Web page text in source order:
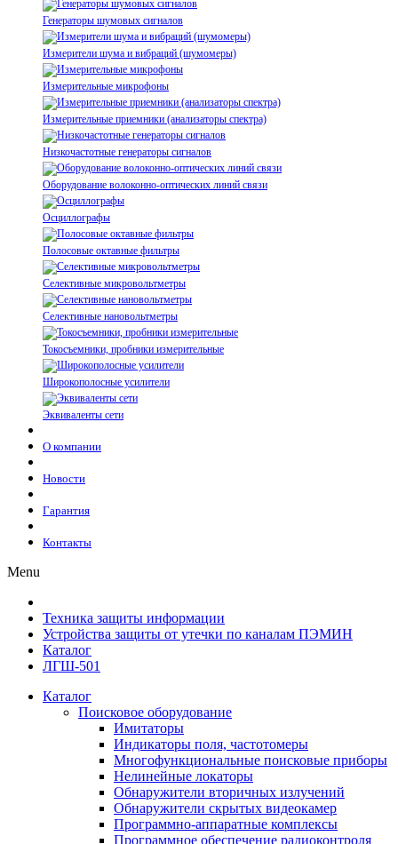
Генераторы шумовых сигналов
Измерители шума и вибраций (шумомеры)
Измерительные микрофоны
Измерительные приемники (анализаторы спектра)
Низкочастотные генераторы сигналов
Оборудование волоконно-оптических линий связи
Осциллографы
Полосовые октавные фильтры
Селективные микровольтметры
Селективные нановольтметры
Токосъемники, пробники измерительные
Широкополосные усилители
Эквиваленты сети
О компании
Новости
Гарантия
Контакты
Menu
Техника защиты информации
Устройства защиты от утечки по каналам ПЭМИН
Каталог
ЛГШ-501
Каталог
Поисковое оборудование
Имитаторы
Индикаторы поля, частотомеры
Многофункциональные поисковые приборы
Нелинейные локаторы
Обнаружители вторичных излучений
Обнаружители скрытых видеокамер
Программно-аппаратные комплексы
Программное обеспечение радиоконтроля